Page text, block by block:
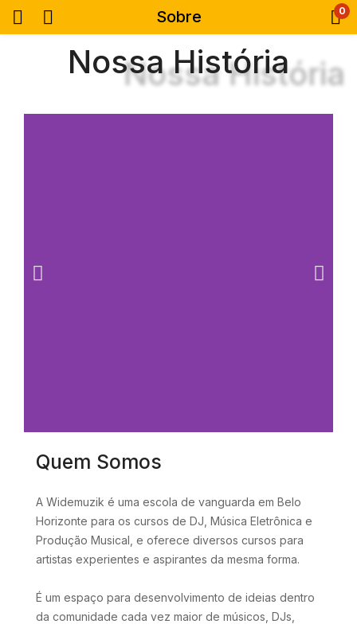
Sobre 0
Nossa História
Quem Somos
A Widemuzik é uma escola de vanguarda em Belo
Horizonte para os cursos de DJ, Música Eletrônica e
Produção Musical, e oferece diversos cursos para
artistas experientes e aspirantes da mesma forma.
É um espaço para desenvolvimento de ideias dentro
da comunidade cada vez maior de músicos, DJs,